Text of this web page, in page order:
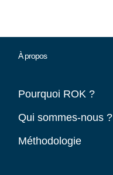
À propos
Pourquoi ROK ?
Qui sommes-nous ?
Méthodologie